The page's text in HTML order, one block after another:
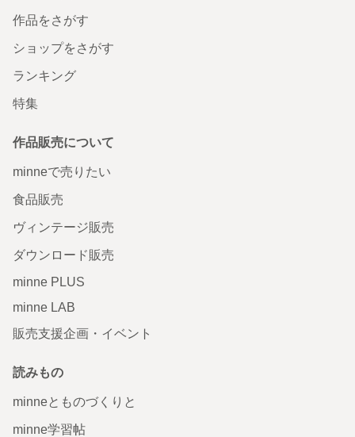
作品をさがす
ショップをさがす
ランキング
特集
作品販売について
minneで売りたい
食品販売
ヴィンテージ販売
ダウンロード販売
minne PLUS
minne LAB
販売支援企画・イベント
読みもの
minneとものづくりと
minne学習帖